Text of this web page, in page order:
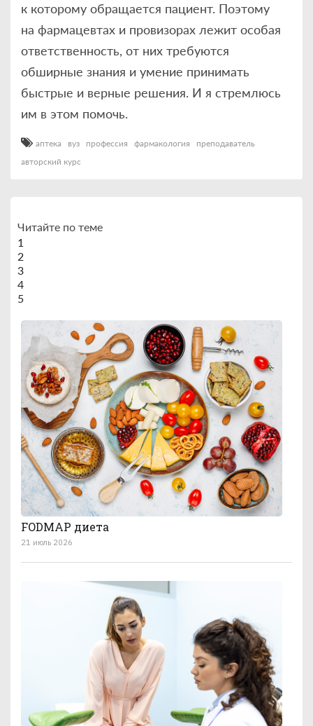
к которому обращается пациент. Поэтому
на фармацевтах и провизорах лежит особая
ответственность, от них требуются
обширные знания и умение принимать
быстрые и верные решения. И я стремлюсь
им в этом помочь.
аптека вуз профессия фармакология
преподаватель
авторский курс
Читайте по теме
1
2
3
4
5
FODMAP диета
21 июль 2026